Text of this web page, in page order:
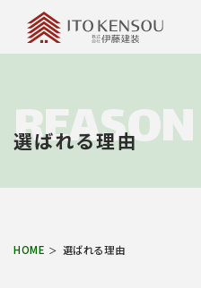
REASON
選ばれる理由
HOME 選ばれる理由